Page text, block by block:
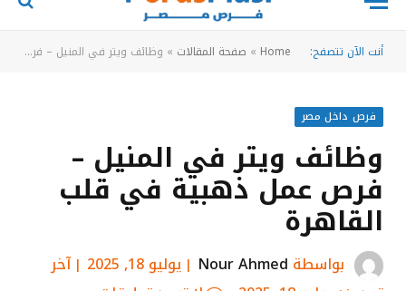
أنت الآن تتصفح: Home
» صفحة المقالات » وظائف ويتر في المنيل – فرص عمل ذهبية في قلب القاهرة
فرص داخل مصر
وظائف ويتر في المنيل –
فرص عمل ذهبية في قلب
القاهرة
بواسطة Nour Ahmed يوليو 18, 2025
آخر